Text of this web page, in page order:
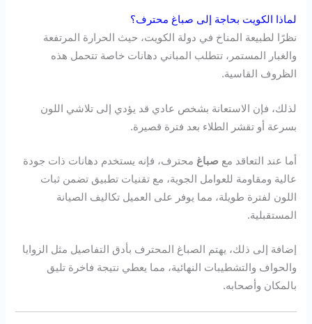
لماذا الكويت بحاجة إلى صباغ محترف؟
نظرًا لطبيعة المناخ في دولة الكويت، حيث الحرارة المرتفعة
والغبار المستمر، تتطلب المباني دهانات خاصة تتحمل هذه
الظروف القاسية.
لذلك، فإن الاستعانة بشخص عادي قد يؤدي إلى تلاشي اللون
بسرعة أو تقشر الطلاء بعد فترة قصيرة.
أما عند التعاقد مع صباغ محترف، فإنه يستخدم دهانات ذات جودة
عالية ومقاومة للعوامل الجوية، مع تقنيات تطبيق تضمن ثبات
اللون لفترة طويلة، مما يوفر على العميل تكاليف الصيانة
المستقبلية.
إضافة إلى ذلك، يهتم الصباغ المحترف بأدق التفاصيل مثل الزوايا
والحواف والتشطيبات النهائية، مما يعطي نتيجة فاخرة تليق
بالمكان وأصحابه.